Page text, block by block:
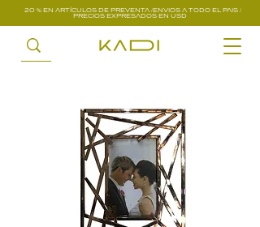
20 % EN ARTÍCULOS DE PREVENTA /ENVIOS A TODO EL PAIS /
PRECIOS EXPRESADOS EN USD